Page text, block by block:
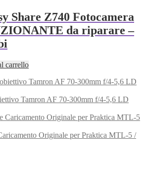
Share Z740 Fotocamera
da riparare –
carrello
Tamron AF 70-300mm f/4-5,6 LD
Originale per Praktica MTL-5 /